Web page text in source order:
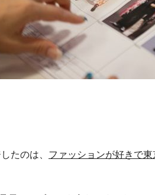
たのは、 ファッションが好きで